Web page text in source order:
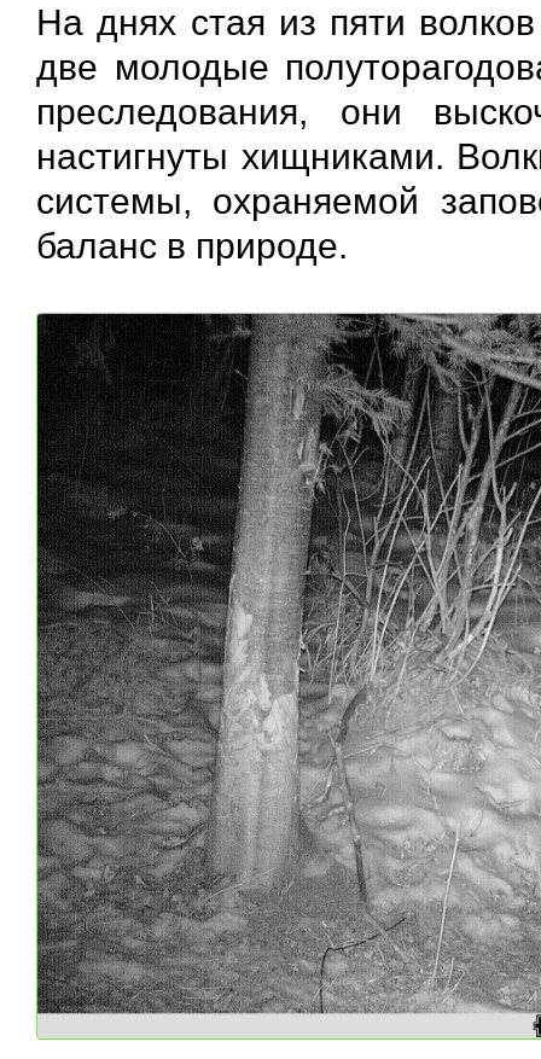
На днях стая из пяти
две молодые
преследования, они
настигнуты хищниками.
системы, охраняемой
баланс в природе.